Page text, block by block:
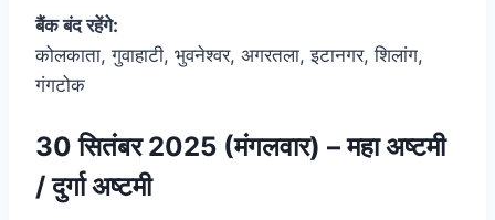
बैंक बंद रहेंगे:
कोलकाता, गुवाहाटी, भुवनेश्वर, अगरतला, इटानगर, शिलांग,
गंगटोक
30 सितंबर 2025 (मंगलवार) – महा अष्टमी
/ दुर्गा अष्टमी